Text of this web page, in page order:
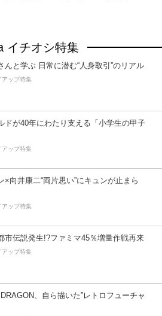
イチオシ特集
んと学ぶ 日常に潜む“人身取引”のリアル
アップ特集
ドが40年にわたり支える「小学生の甲子
アップ特集
×向井康二“両片思い”にキュンが止まら
アップ特集
市伝説発生!?ファミマ45％増量作戦再来
アップ特集
、自ら描いた”レトロフューチャ